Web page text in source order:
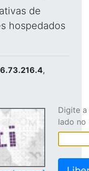
de
hospedados
,
Digite
lado no